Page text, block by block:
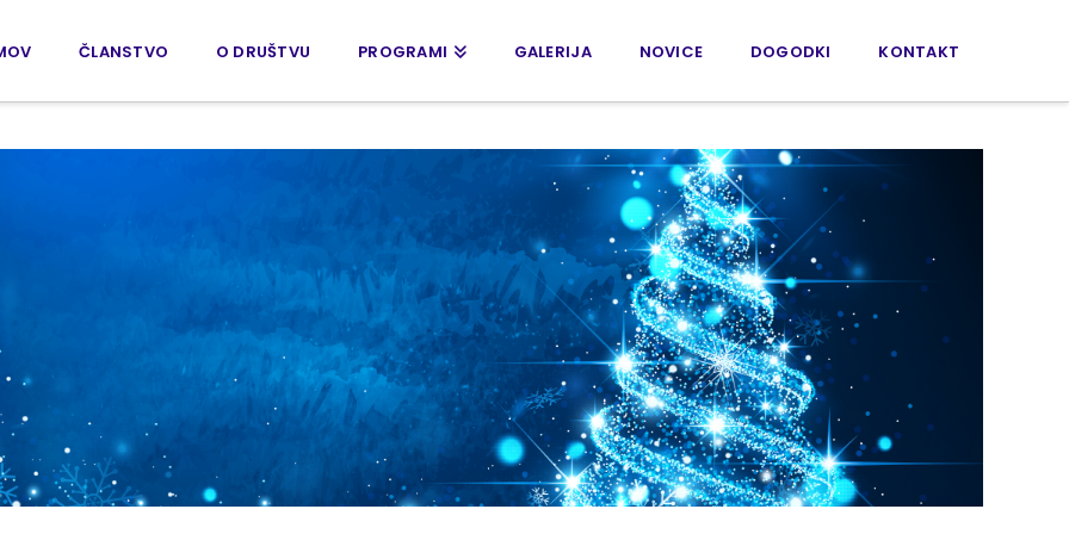
ČLANSTVO O DRUŠTVU PROGRAMI GALERIJA NOVICE DOGODKI KONTAKT